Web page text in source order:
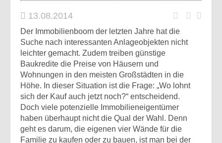
13.08.2014
Der Immobilienboom der letzten Jahre hat die
Suche nach interessanten Anlageobjekten nicht
leichter gemacht. Zudem treiben günstige
Baukredite die Preise von Häusern und
Wohnungen in den meisten Großstädten in die
Höhe. In dieser Situation ist die Frage: „Wo lohnt
sich der Kauf auch jetzt noch?“ entscheidend.
Doch viele potenzielle Immobilieneigentümer
haben überhaupt nicht die Qual der Wahl. Denn
geht es darum, die eigenen vier Wände für die
Familie zu kaufen oder zu bauen, ist man bei der